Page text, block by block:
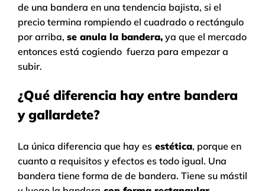
de una bandera en una tendencia bajista, si el
precio termina rompiendo el cuadrado o rectángulo
por arriba, se anula la bandera, ya que el mercado
entonces está cogiendo fuerza para empezar a
subir.
¿Qué diferencia hay entre bandera
y gallardete?
La única diferencia que hay es estética, porque en
cuanto a requisitos y efectos es todo igual. Una
bandera tiene forma de de bandera. Tiene su mástil